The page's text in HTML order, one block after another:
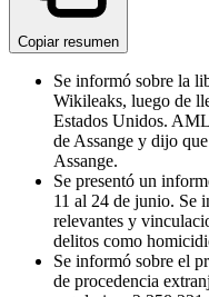
Copiar resumen
Se informó sobre la
Wikileaks, luego de
Estados Unidos.
de Assange y dijo
Assange.
Se presentó un
11 al 24 de junio. Se
relevantes y
delitos como
Se informó sobre el
de procedencia